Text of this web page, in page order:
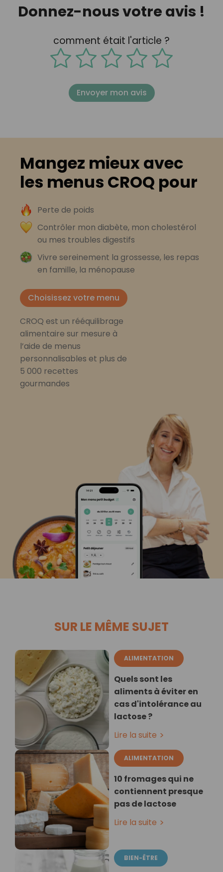
Donnez-nous votre avis !
comment était l'article ?
Envoyer mon avis
Mangez mieux avec
les menus CROQ pour
Perte de poids
Contrôler mon diabète, mon cholestérol
ou mes troubles digestifs
Vivre sereinement la grossesse, les repas
en famille, la ménopause
Choisissez votre menu
CROQ est un rééquilibrage
alimentaire sur mesure à
l’aide de menus
personnalisables et plus de
5 000 recettes
gourmandes
SUR LE MÊME SUJET
ALIMENTATION
Quels sont les
aliments à éviter en
cas d'intolérance au
lactose ?
Lire la suite
ALIMENTATION
10 fromages qui ne
contiennent presque
pas de lactose
Lire la suite
BIEN-ÊTRE